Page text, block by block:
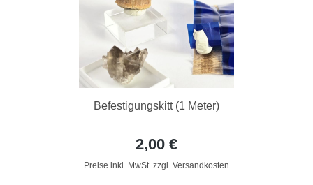
Befestigungskitt (1 Meter)
2,00 €
Preise inkl. MwSt. zzgl. Versandkosten